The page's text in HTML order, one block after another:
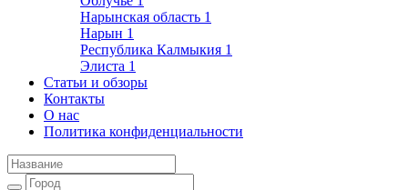
Нарынская область 1
Нарын 1
Республика Калмыкия 1
Элиста 1
Статьи и обзоры
Контакты
О нас
Политика конфиденциальности